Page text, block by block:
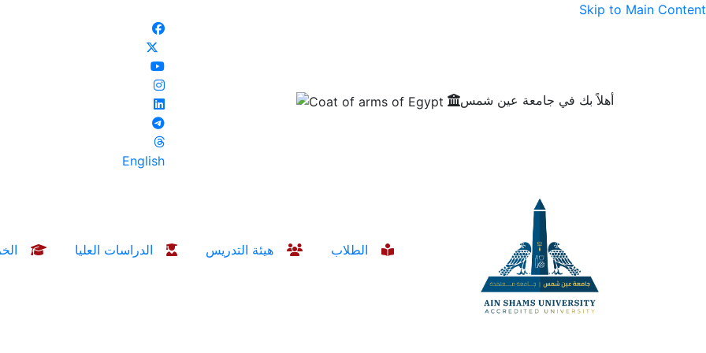
Skip to Main Content
أهلاً بك في جامعة عين شمس
English
هيئة التدريس